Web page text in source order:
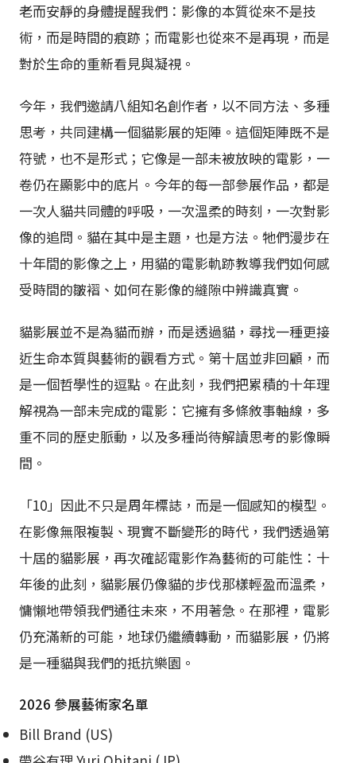
老而安靜的身體提醒我們：影像的本質從來不是技
術，而是時間的痕跡；而電影也從來不是再現，而是
對於生命的重新看見與凝視。
今年，我們邀請八組知名創作者，以不同方法、多種
思考，共同建構一個貓影展的矩陣。這個矩陣既不是
符號，也不是形式；它像是一部未被放映的電影，一
卷仍在顯影中的底片。今年的每一部參展作品，都是
一次人貓共同體的呼吸，一次溫柔的時刻，一次對影
像的追問。貓在其中是主題，也是方法。牠們漫步在
十年間的影像之上，用貓的電影軌跡教導我們如何感
受時間的皺褶、如何在影像的縫隙中辨識真實。
貓影展並不是為貓而辦，而是透過貓，尋找一種更接
近生命本質與藝術的觀看方式。第十屆並非回顧，而
是一個哲學性的逗點。在此刻，我們把累積的十年理
解視為一部未完成的電影：它擁有多條敘事軸線，多
重不同的歷史脈動，以及多種尚待解讀思考的影像瞬
間。
「10」因此不只是周年標誌，而是一個感知的模型。
在影像無限複製、現實不斷變形的時代，我們透過第
十屆的貓影展，再次確認電影作為藝術的可能性：十
年後的此刻，貓影展仍像貓的步伐那樣輕盈而溫柔，
慵懶地帶領我們通往未來，不用著急。在那裡，電影
仍充滿新的可能，地球仍繼續轉動，而貓影展，仍將
是一種貓與我們的抵抗樂園。
2026 參展藝術家名單
Bill Brand (US)